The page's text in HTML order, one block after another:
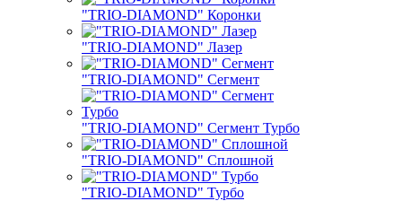
"TRIO-DIAMOND" Коронки
"TRIO-DIAMOND" Лазер
"TRIO-DIAMOND" Сегмент
"TRIO-DIAMOND" Сегмент Турбо
"TRIO-DIAMOND" Сплошной
"TRIO-DIAMOND" Турбо